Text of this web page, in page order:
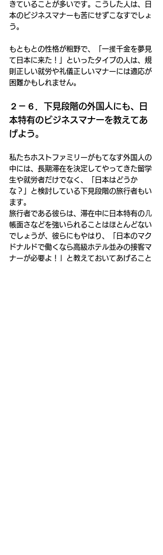
きていることが多いです。こうした人は、日
本のビジネスマナーも苦にせずこなすでしょ
う。
もともとの性格が粗野で、「一攫千金を夢見
て日本に来た！」といったタイプの人は、規
則正しい就労や礼儀正しいマナーには適応が
困難かもしれません。
２－６．下見段階の外国人にも、日
本特有のビジネスマナーを教えてあ
げよう。
私たちホストファミリーがもてなす外国人の
中には、長期滞在を決定してやってきた留学
生や就労者だけでなく、「日本はどうか
な？」と検討している下見段階の旅行者もい
ます。
旅行者である彼らは、滞在中に日本特有の几
帳面さなどを強いられることはほとんどない
でしょうが、彼らにもやはり、「日本のマク
ドナルドで働くなら高級ホテル並みの接客マ
ナーが必要よ！」と教えておいてあげること